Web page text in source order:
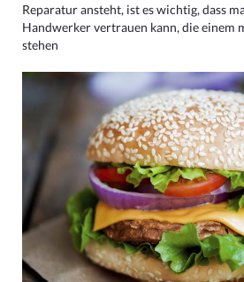
Reparatur ansteht, ist es wichtig, dass
Handwerker vertrauen kann, die einem
stehen